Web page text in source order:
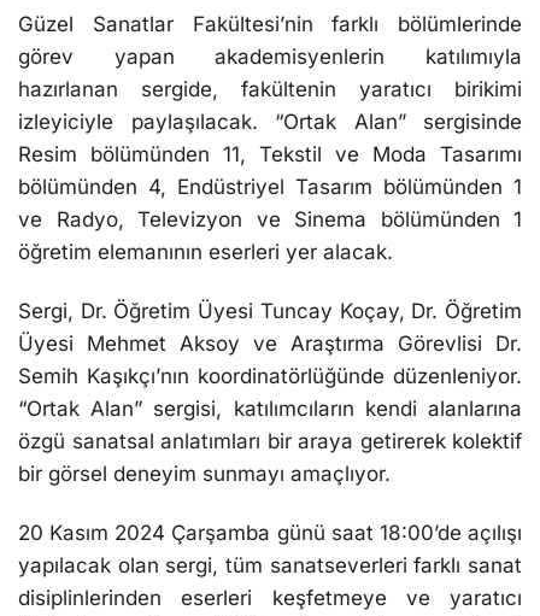
Güzel Sanatlar Fakültesi’nin farklı bölümlerinde
görev yapan akademisyenlerin katılımıyla
hazırlanan sergide, fakültenin yaratıcı birikimi
izleyiciyle paylaşılacak. “Ortak Alan” sergisinde
Resim bölümünden 11, Tekstil ve Moda Tasarımı
bölümünden 4, Endüstriyel Tasarım bölümünden 1
ve Radyo, Televizyon ve Sinema bölümünden 1
öğretim elemanının eserleri yer alacak.
Sergi, Dr. Öğretim Üyesi Tuncay Koçay, Dr. Öğretim
Üyesi Mehmet Aksoy ve Araştırma Görevlisi Dr.
Semih Kaşıkçı’nın koordinatörlüğünde düzenleniyor.
“Ortak Alan” sergisi, katılımcıların kendi alanlarına
özgü sanatsal anlatımları bir araya getirerek kolektif
bir görsel deneyim sunmayı amaçlıyor.
20 Kasım 2024 Çarşamba günü saat 18:00’de açılışı
yapılacak olan sergi, tüm sanatseverleri farklı sanat
disiplinlerinden eserleri keşfetmeye ve yaratıcı